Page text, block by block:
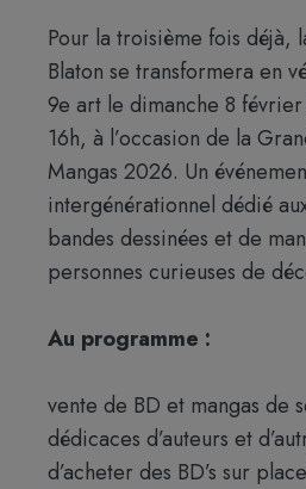
Pour la troisième fois déjà,
Blaton se transformera en
9e art le dimanche 8
16h, à l’occasion de la
Mangas 2026. Un
intergénérationnel dédié
bandes dessinées et de
personnes curieuses de
Au programme :
vente de BD et mangas de
dédicaces d’auteurs et
d’acheter des BD’s sur